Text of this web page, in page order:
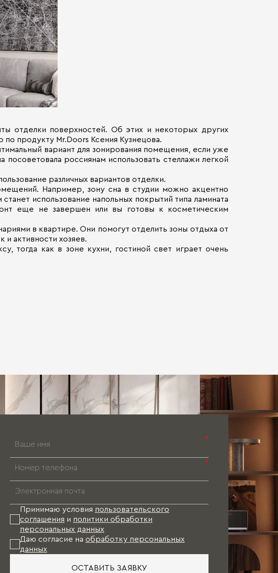
отделки поверхностей. Об этих и некоторых других
продукту Mr.Doors Ксения Кузнецова.
вариант для зонирования помещения, если уже
россиянам использовать стеллажи легкой
различных вариантов отделки.
Например, зону сна в студии можно акцентно
использование напольных покрытий типа ламината
еще не завершен или вы готовы к косметическим
в квартире. Они помогут отделить зоны отдыха от
и активности хозяев.
тогда как в зоне кухни, гостиной свет играет очень
*
*
Принимаю условия пользовательского
соглашения и политики обработки
персональных данных
Даю согласие на обработку персональных
данных
ОСТАВИТЬ ЗАЯВКУ